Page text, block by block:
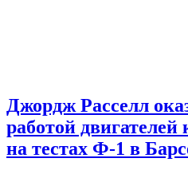
Джордж Расселл
работой двигателей
на тестах Ф-1 в